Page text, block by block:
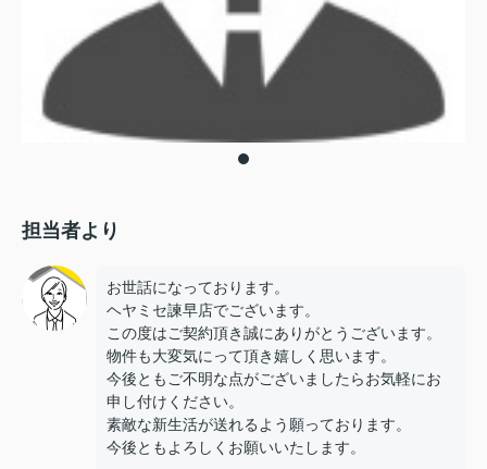
担当者より
お世話になっております。
ヘヤミセ諫早店でございます。
この度はご契約頂き誠にありがとうございます。
物件も大変気にって頂き嬉しく思います。
今後ともご不明な点がございましたらお気軽にお
申し付けください。
素敵な新生活が送れるよう願っております。
今後ともよろしくお願いいたします。